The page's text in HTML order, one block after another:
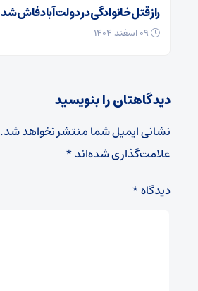
راز قتل خانوادگی در دولت‌آباد فاش شد
دیدگاهتان را بنویسید
نشانی ایمیل شما منتشر نخواهد شد.
علامت‌گذاری شده‌اند*
دیدگاه*